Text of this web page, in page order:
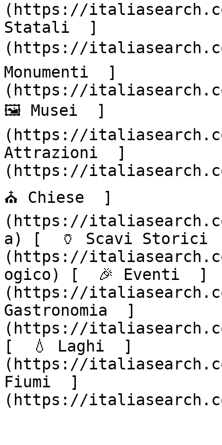
(https://
Statali  ]
(https://
Monumenti  ]
(https://
🖼️ Musei  ]
(https://
Attrazioni  ]
(https://
⛪ Chiese  ]
(https://
a) [  🏺 Scavi Storici
(https://
ogico) [  🎉 Eventi  ]
(https://
Gastronomia  ]
(https://
[  💧 Laghi  ]
(https://
Fiumi  ]
(https://